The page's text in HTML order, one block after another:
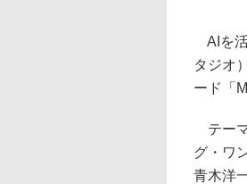
AIを活
タジオ
ード「
テー
グ・ワ
青木洋